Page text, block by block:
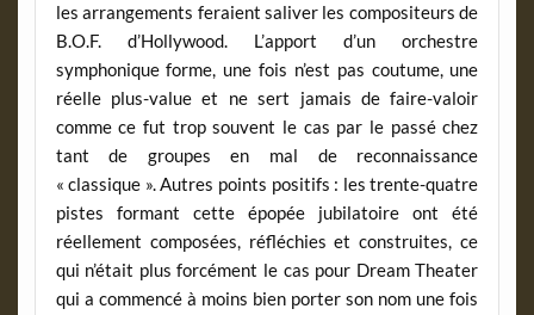
les arrangements feraient saliver les compositeurs de
B.O.F. d’Hollywood. L’apport d’un orchestre
symphonique forme, une fois n’est pas coutume, une
réelle plus-value et ne sert jamais de faire-valoir
comme ce fut trop souvent le cas par le passé chez
tant de groupes en mal de reconnaissance
« classique ». Autres points positifs : les trente-quatre
pistes formant cette épopée jubilatoire ont été
réellement composées, réfléchies et construites, ce
qui n’était plus forcément le cas pour Dream Theater
qui a commencé à moins bien porter son nom une fois